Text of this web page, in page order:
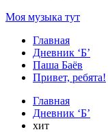
Моя музыка тут
Главная
Дневник ‘Б’
Паша Баёв
Привет, ребята!
Главная
Дневник ‘Б’
хит